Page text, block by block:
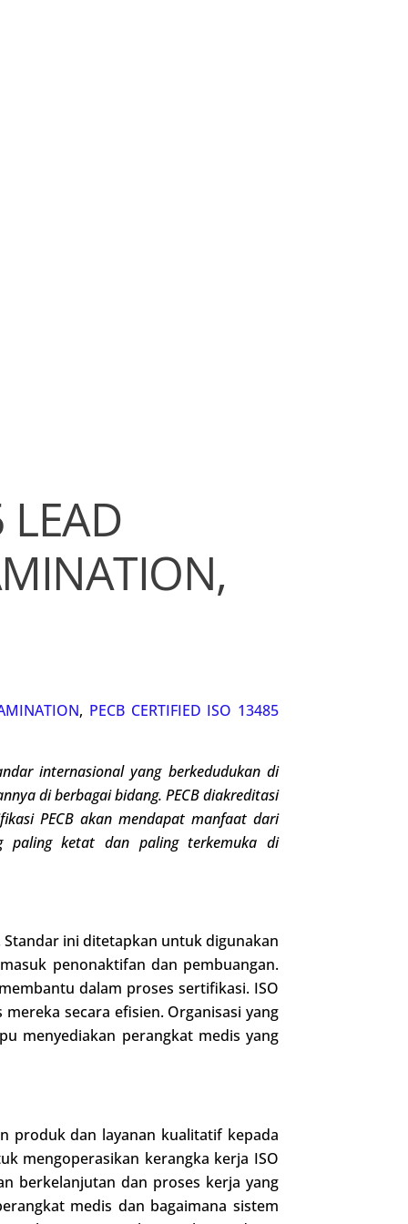
LEAD
, PECB CERTIFIED ISO 13485
internasionalyang berkedudukan di
di berbagai bidang. PECB diakreditasi
PECB akan mendapat manfaat dari
paling ketat dan paling terkemuka di
ini ditetapkan untuk digunakan
penonaktifan dan pembuangan.
dalam proses sertifikasi. ISO
secara efisien. Organisasi yang
menyediakan perangkat medis yang
produk dan layanan kualitatif kepada
mengoperasikan kerangka kerja ISO
berkelanjutan dan proses kerja yang
medis dan bagaimana sistem